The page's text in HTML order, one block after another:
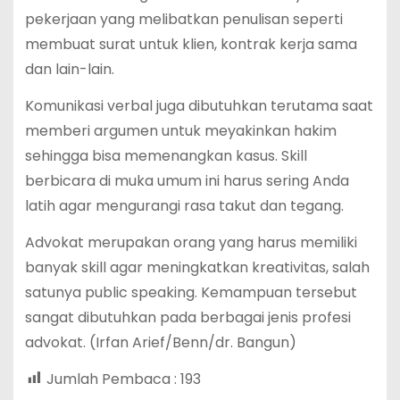
pekerjaan yang melibatkan penulisan seperti
membuat surat untuk klien, kontrak kerja sama
dan lain-lain.
Komunikasi verbal juga dibutuhkan terutama saat
memberi argumen untuk meyakinkan hakim
sehingga bisa memenangkan kasus. Skill
berbicara di muka umum ini harus sering Anda
latih agar mengurangi rasa takut dan tegang.
Advokat merupakan orang yang harus memiliki
banyak skill agar meningkatkan kreativitas, salah
satunya public speaking. Kemampuan tersebut
sangat dibutuhkan pada berbagai jenis profesi
advokat. (Irfan Arief/Benn/dr. Bangun)
Jumlah Pembaca : 193